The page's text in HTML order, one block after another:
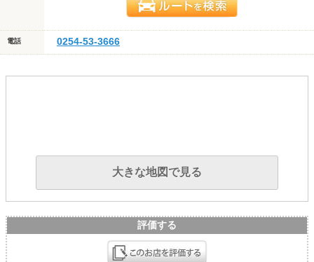
電話 0254-53-3666
大きな地図で見る
評価する